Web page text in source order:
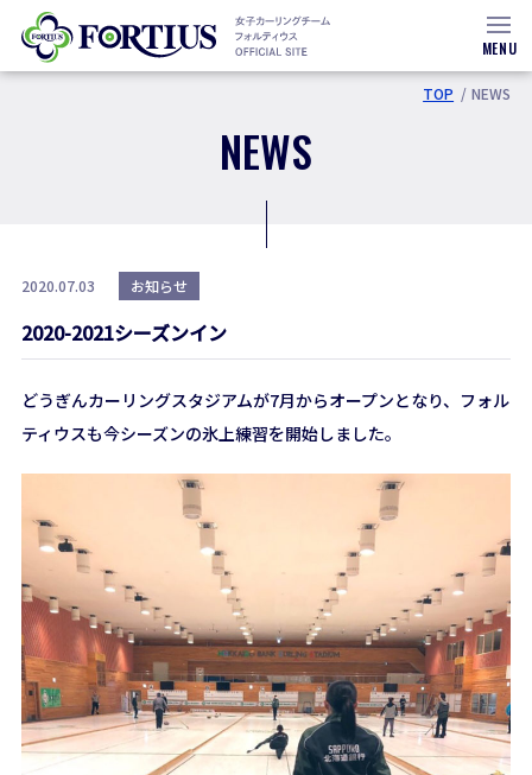
MENU
NEWS
TOP NEWS
2020.07.03 お知らせ
2020-2021シーズンイン
どうぎんカーリングスタジアムが7月からオープンとなり、フォル
ティウスも今シーズンの氷上練習を開始しました。